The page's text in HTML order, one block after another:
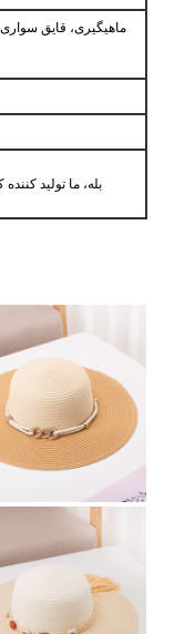
ماهیگیری، قایق
بله، ما تولید